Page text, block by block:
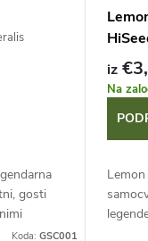
gosti
svežih
Koda:GSC001
iz
Na
THC